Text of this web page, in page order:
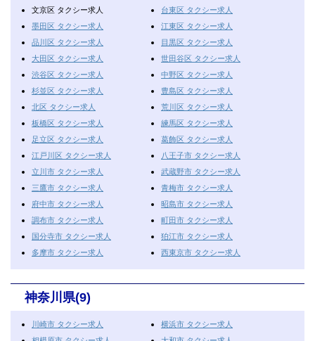
文京区 タクシー求人
台東区 タクシー求人
墨田区 タクシー求人
江東区 タクシー求人
品川区 タクシー求人
目黒区 タクシー求人
大田区 タクシー求人
世田谷区 タクシー求人
渋谷区 タクシー求人
中野区 タクシー求人
杉並区 タクシー求人
豊島区 タクシー求人
北区 タクシー求人
荒川区 タクシー求人
板橋区 タクシー求人
練馬区 タクシー求人
足立区 タクシー求人
葛飾区 タクシー求人
江戸川区 タクシー求人
八王子市 タクシー求人
立川市 タクシー求人
武蔵野市 タクシー求人
三鷹市 タクシー求人
青梅市 タクシー求人
府中市 タクシー求人
昭島市 タクシー求人
調布市 タクシー求人
町田市 タクシー求人
国分寺市 タクシー求人
狛江市 タクシー求人
多摩市 タクシー求人
西東京市 タクシー求人
神奈川県(9)
川崎市 タクシー求人
横浜市 タクシー求人